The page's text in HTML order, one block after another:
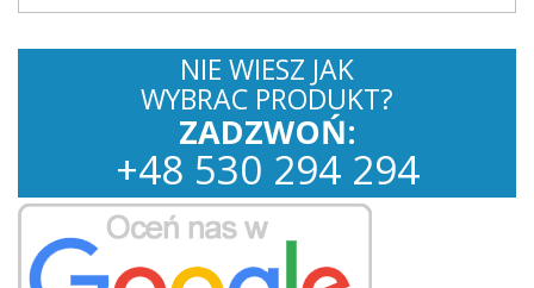
NIE WIESZ JAK
WYBRAC PRODUKT?
ZADZWOŃ:
+48 530 294 294